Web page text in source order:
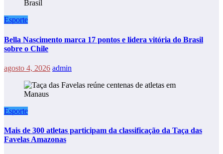
Esporte
Bella Nascimento marca 17 pontos e lidera vitória do Brasil
sobre o Chile
agosto 4, 2026 admin
Esporte
Mais de 300 atletas participam da classificação da Taça das
Favelas Amazonas